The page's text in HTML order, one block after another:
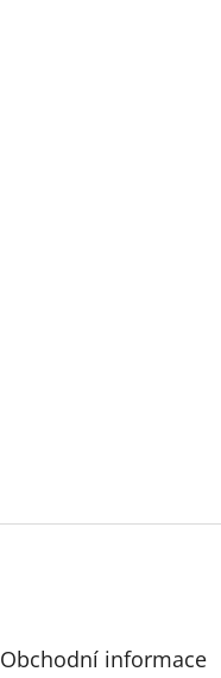
Obchodní informace